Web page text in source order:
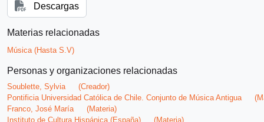
Descargas
Materias relacionadas
Música (Hasta S.V)
Personas y organizaciones relacionadas
Soublette, Sylvia
(Creador)
Pontificia Universidad Católica de Chile. Conjunto de Música Antigua
Franco, José María
(Materia)
Instituto de Cultura Hispánica (España)
(Materia)